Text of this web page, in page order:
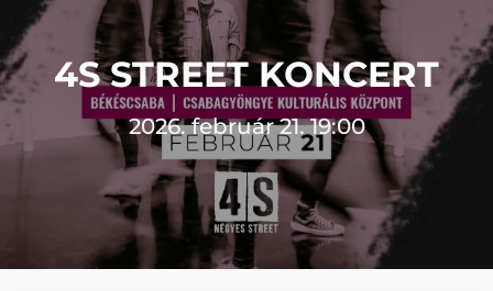
4S STREET KONCERT
2026. február 21. 19:00